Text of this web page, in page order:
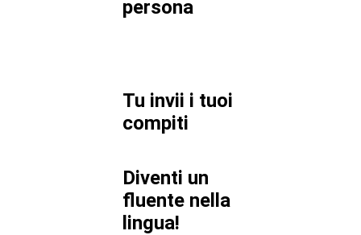
persona
Tu invii i tuoi
compiti
Diventi un
fluente nella
lingua!